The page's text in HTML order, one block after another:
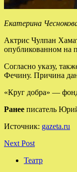
Екатерина
Актрис Чулпан
опубликованном на
Согласно указу,
Фечину. Причина
«Круг добра» —
Ранее писатель
Источник: gazeta.ru
Next Post
Театр